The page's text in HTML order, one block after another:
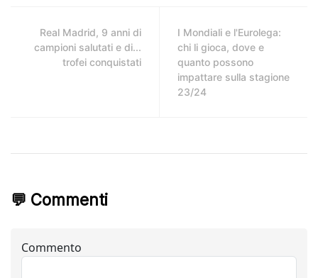
Real Madrid, 9 anni di
campioni salutati e di...
trofei conquistati
I Mondiali e l'Eurolega:
chi li gioca, dove e
quanto possono
impattare sulla stagione
23/24
💬 Commenti